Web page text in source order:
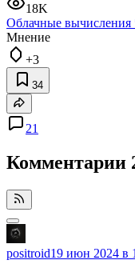
18K
Облачные вычисления
Мнение
+3
34
21
Комментарии
positroid19 июн 2024 в